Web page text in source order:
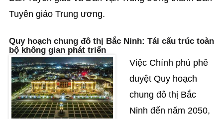
Tuyên giáo Trung ương.
Quy hoạch chung đô thị Bắc Ninh: Tái cấu trúc toàn
bộ không gian phát triển
Việc Chính phủ phê
duyệt Quy hoạch
chung đô thị Bắc
Ninh đến năm 2050,